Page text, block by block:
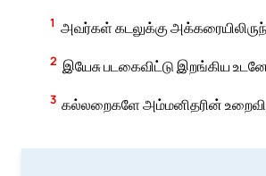
1 அவர்கள் கடலுக்கு
2 இயேசு படகைவிட்டு இறங்கிய
3 கல்லறைகளே அம்மனிதரின்